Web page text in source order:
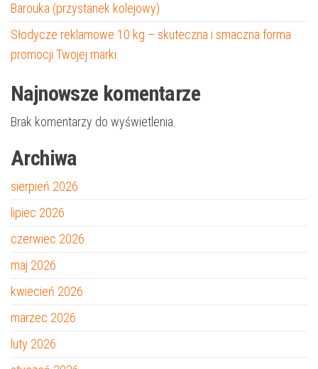
Barouka (przystanek kolejowy)
Słodycze reklamowe 10 kg – skuteczna i smaczna forma
promocji Twojej marki
Najnowsze komentarze
Brak komentarzy do wyświetlenia.
Archiwa
sierpień 2026
lipiec 2026
czerwiec 2026
maj 2026
kwiecień 2026
marzec 2026
luty 2026